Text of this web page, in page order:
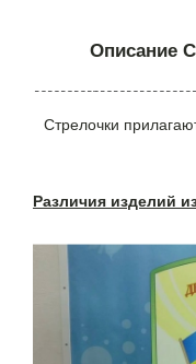
Описание
Стрелочки
Различия изделий